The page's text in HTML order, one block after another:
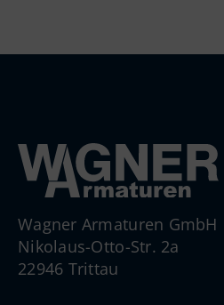
Wagner Armaturen GmbH
Nikolaus-Otto-Str. 2a
22946 Trittau